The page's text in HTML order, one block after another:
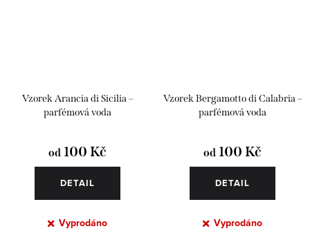
Vzorek Arancia di Sicilia –
parfémová voda
od 100 Kč
DETAIL
Vyprodáno
Vzorek Bergamotto di Calabria –
parfémová voda
od 100 Kč
DETAIL
Vyprodáno